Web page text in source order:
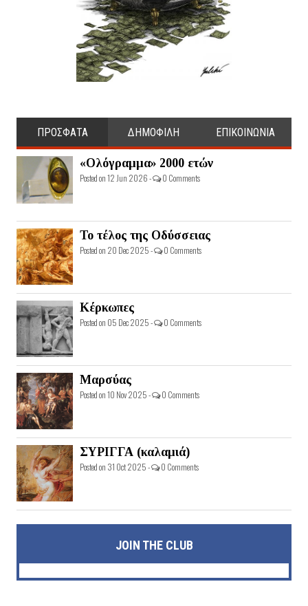
ΠΡΟΣΦΑΤΑ ΔΗΜΟΦΙΛΗ ΕΠΙΚΟΙΝΩΝΙΑ
«Ολόγραμμα» 2000 ετών
Posted on 12 Jun 2026 - 0 Comments
Το τέλος της Οδύσσειας
Posted on 20 Dec 2025 - 0 Comments
Κέρκωπες
Posted on 05 Dec 2025 - 0 Comments
Μαρσύας
Posted on 10 Nov 2025 - 0 Comments
ΣΥΡΙΓΓΑ (καλαμιά)
Posted on 31 Oct 2025 - 0 Comments
JOIN THE CLUB